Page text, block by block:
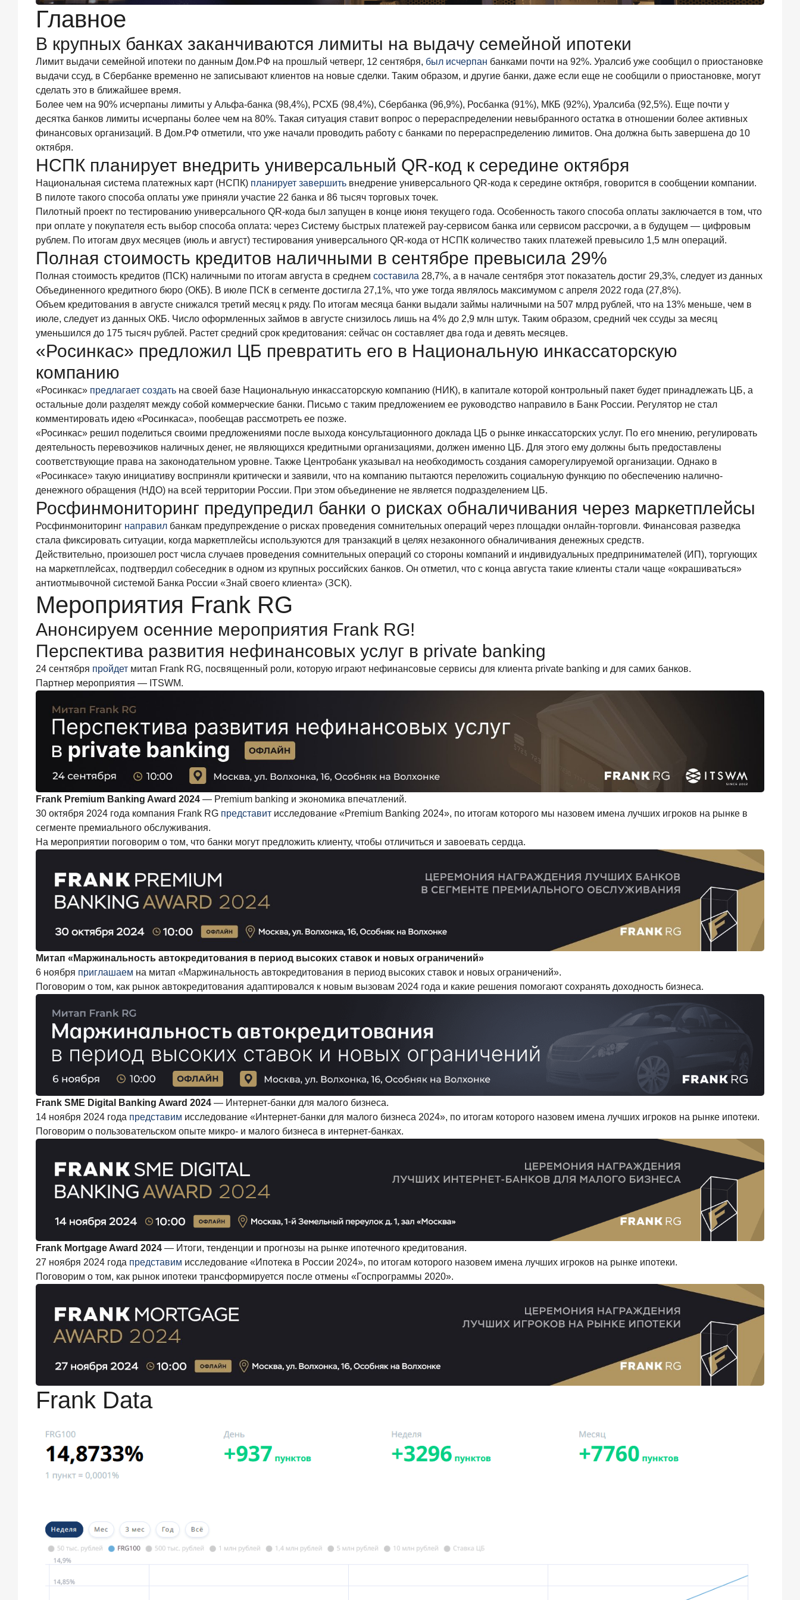
года
ИССЛЕДОВАНИЕ
в
России:
июня
2026
года
в
цифрах
22
июля
2026
ИССЛЕДОВАНИЕ
Выгодные
тарифы
на
брокерское
обслуживание
—
существенный
фактор
выбора
брокера
15
июля
2026
года
Клиенты
чаще
всего
узнают
о сберегательных
продуктах
из
рекламы
в интернете
и
на
ТВ
9
2026
года
С
ростом
благосостояния
клиентов-
сберегателей
увеличивается
и
склонность
к
диверсификации
7
итогам
июня
2026
года
объем
выдач
кредитов
составил
1
166,4
«Скорость
измеряется
секундами».
Новые
стандарты
банковского
контакт-
центра
июня
ИССЛЕДОВАНИЕ
Ипотека
в
России:
итоги
мая
цифрах
года
«Честность
—
индустриальный
стандарт»:
банки
завоевывают
лояльность
клиентов
Frank
RG
Итоги
событий
на банковском
рынке
Главное
В крупных банках заканчиваются лимиты на выдачу семейной ипотеки
Лимит выдачи семейной ипотеки по данным Дом.РФ на прошлый четверг, 12 сентября, был исчерпан банками почти на 92%. Уралсиб уже сообщил о приостановке
выдачи ссуд, в Сбербанке временно не записывают клиентов на новые сделки. Таким образом, и другие банки, даже если еще не сообщили о приостановке, могут
сделать это в ближайшее время.
Более чем на 90% исчерпаны лимиты у Альфа-банка (98,4%), РСХБ (98,4%), Сбербанка (96,9%), Росбанка (91%), МКБ (92%), Уралсиба (92,5%). Еще почти у
десятка банков лимиты исчерпаны более чем на 80%. Такая ситуация ставит вопрос о перераспределении невыбранного остатка в отношении более активных
финансовых организаций. В Дом.РФ отметили, что уже начали проводить работу с банками по перераспределению лимитов. Она должна быть завершена до 10
октября.
НСПК планирует внедрить универсальный QR-код к середине октября
Национальная система платежных карт (НСПК) планирует завершить внедрение универсального QR-кода к середине октября, говорится в сообщении компании.
В пилоте такого способа оплаты уже приняли участие 22 банка и 86 тысяч торговых точек.
Пилотный проект по тестированию универсального QR-кода был запущен в конце июня текущего года. Особенность такого способа оплаты заключается в том, что
при оплате у покупателя есть выбор способа оплата: через Систему быстрых платежей pay-сервисом банка или сервисом рассрочки, а в будущем — цифровым
рублем. По итогам двух месяцев (июль и август) тестирования универсального QR-кода от НСПК количество таких платежей превысило 1,5 млн операций.
Полная стоимость кредитов наличными в сентябре превысила 29%
Полная стоимость кредитов (ПСК) наличными по итогам августа в среднем составила 28,7%, а в начале сентября этот показатель достиг 29,3%, следует из данных
Объединенного кредитного бюро (ОКБ). В июле ПСК в сегменте достигла 27,1%, что уже тогда являлось максимумом с апреля 2022 года (27,8%).
Объем кредитования в августе снижался третий месяц к ряду. По итогам месяца банки выдали займы наличными на 507 млрд рублей, что на 13% меньше, чем в
июле, следует из данных ОКБ. Число оформленных займов в августе снизилось лишь на 4% до 2,9 млн штук. Таким образом, средний чек ссуды за месяц
уменьшился до 175 тысяч рублей. Растет средний срок кредитования: сейчас он составляет два года и девять месяцев.
«Росинкас» предложил ЦБ превратить его в Национальную инкассаторскую
компанию
«Росинкас» предлагает создать на своей базе Национальную инкассаторскую компанию (НИК), в капитале которой контрольный пакет будет принадлежать ЦБ, а
остальные доли разделят между собой коммерческие банки. Письмо с таким предложением ее руководство направило в Банк России. Регулятор не стал
комментировать идею «Росинкаса», пообещав рассмотреть ее позже.
«Росинкас» решил поделиться своими предложениями после выхода консультационного доклада ЦБ о рынке инкассаторских услуг. По его мнению, регулировать
деятельность перевозчиков наличных денег, не являющихся кредитными организациями, должен именно ЦБ. Для этого ему должны быть предоставлены
соответствующие права на законодательном уровне. Также Центробанк указывал на необходимость создания саморегулируемой организации. Однако в
«Росинкасе» такую инициативу восприняли критически и заявили, что на компанию пытаются переложить социальную функцию по обеспечению налично-
денежного обращения (НДО) на всей территории России. При этом объединение не является подразделением ЦБ.
Росфинмониторинг предупредил банки о рисках обналичивания через маркетплейсы
Росфинмониторинг направил банкам предупреждение о рисках проведения сомнительных операций через площадки онлайн-торговли. Финансовая разведка
стала фиксировать ситуации, когда маркетплейсы используются для транзакций в целях незаконного обналичивания денежных средств.
Действительно, произошел рост числа случаев проведения сомнительных операций со стороны компаний и индивидуальных предпринимателей (ИП), торгующих
на маркетплейсах, подтвердил собеседник в одном из крупных российских банков. Он отметил, что с конца августа такие клиенты стали чаще «окрашиваться»
антиотмывочной системой Банка России «Знай своего клиента» (ЗСК).
Мероприятия Frank RG
Анонсируем осенние мероприятия Frank RG!
Перспектива развития нефинансовых услуг в private banking
24 сентября пройдет митап Frank RG, посвященный роли, которую играют нефинансовые сервисы для клиента private banking и для самих банков.
Партнер мероприятия — ITSWM.
Frank Premium Banking Award 2024 — Premium banking и экономика впечатлений.
30 октября 2024 года компания Frank RG представит исследование «Premium Banking 2024», по итогам которого мы назовем имена лучших игроков на рынке в
сегменте премиального обслуживания.
На мероприятии поговорим о том, что банки могут предложить клиенту, чтобы отличиться и завоевать сердца.
Митап «Маржинальность автокредитования в период высоких ставок и новых ограничений»
6 ноября приглашаем на митап «Маржинальность автокредитования в период высоких ставок и новых ограничений».
Поговорим о том, как рынок автокредитования адаптировался к новым вызовам 2024 года и какие решения помогают сохранять доходность бизнеса.
Frank SME Digital Banking Award 2024 — Интернет-банки для малого бизнеса.
14 ноября 2024 года представим исследование «Интернет-банки для малого бизнеса 2024», по итогам которого назовем имена лучших игроков на рынке ипотеки.
Поговорим о пользовательском опыте микро- и малого бизнеса в интернет-банках.
Frank Mortgage Award 2024 — Итоги, тенденции и прогнозы на рынке ипотечного кредитования.
27 ноября 2024 года представим исследование «Ипотека в России 2024», по итогам которого назовем имена лучших игроков на рынке ипотеки.
Поговорим о том, как рынок ипотеки трансформируется после отмены «Госпрограммы 2020».
Frank Data